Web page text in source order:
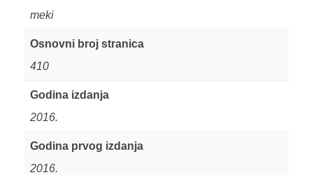
meki
Osnovni broj stranica
410
Godina izdanja
2016.
Godina prvog izdanja
2016.